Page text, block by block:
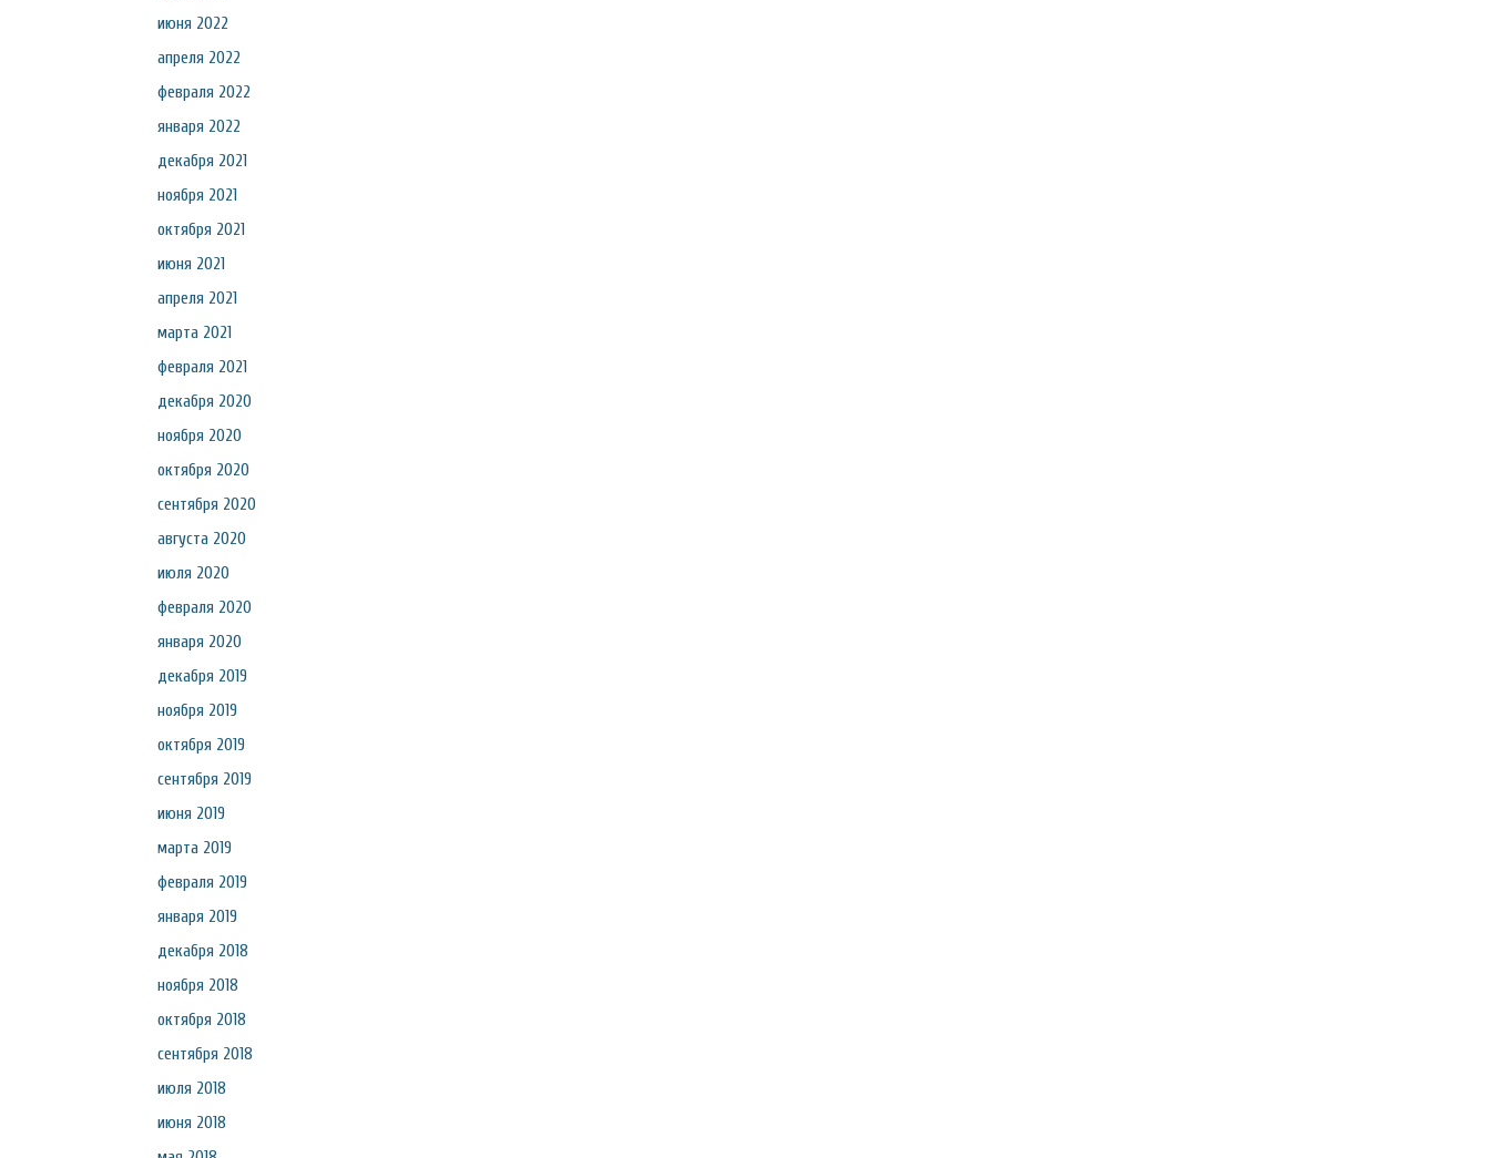
июня 2022
апреля 2022
февраля 2022
января 2022
декабря 2021
ноября 2021
октября 2021
июня 2021
апреля 2021
марта 2021
февраля 2021
декабря 2020
ноября 2020
октября 2020
сентября 2020
августа 2020
июля 2020
февраля 2020
января 2020
декабря 2019
ноября 2019
октября 2019
сентября 2019
июня 2019
марта 2019
февраля 2019
января 2019
декабря 2018
ноября 2018
октября 2018
сентября 2018
июля 2018
июня 2018